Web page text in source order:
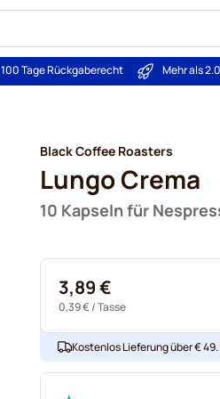
100 Tage Rückgaberecht Mehr als
Black Coffee Roasters
Lungo Crema
10 Kapseln für
3,89 €
0,39 €/ Tasse
Kostenlos Lieferung über €